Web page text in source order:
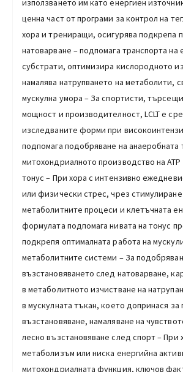
използването им като енергиен
ценна част от програми за контрол на
хора и трениращи, осигурява подкрепа
натоварване – подпомага транспорта на
субстрати, оптимизира кислородното
намалява натрупването на метаболити,
мускулна умора – За спортисти,
мощност и производителност, LCLT е
изследваните форми при
подпомага подобряване на анаеробната
митохондриалното производство на ATP
тонус – При хора с интензивно
или физически стрес, чрез стимулиране
метаболитните процеси и клетъчната
формулата подпомага нивата на тонус
подкрепя оптималната работа на
метаболитните системи – За
възстановяването след натоварване,
в метаболитното изчистване на
в мускулната тъкан, което допринася за
възстановяване, намаляване на
лесно възстановяване след спорт – При
метаболизъм или ниска енергийна
митохондриалната функция, ключов